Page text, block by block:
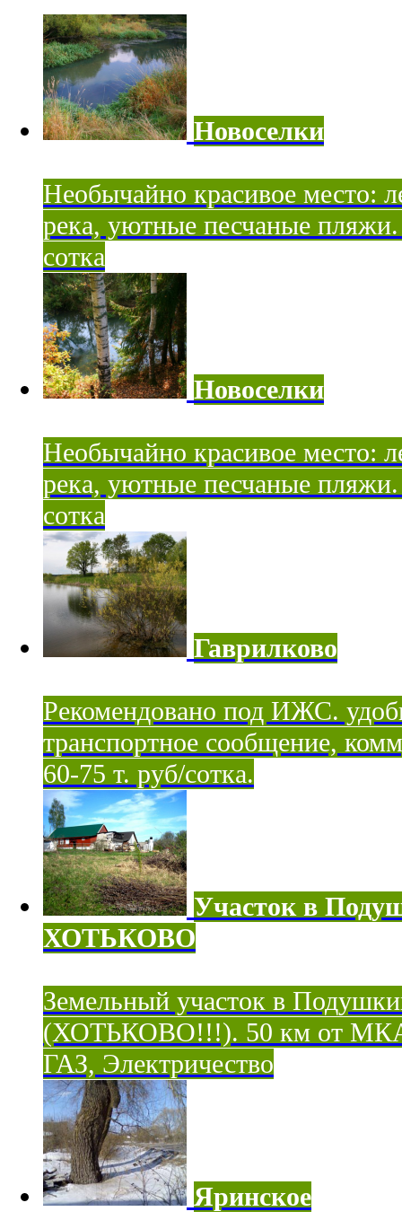
Новоселки
Необычайно красивое место:
река, уютные песчаные
сотка
Новоселки
Необычайно красивое место:
река, уютные песчаные
сотка
Гаврилково
Рекомендовано под ИЖС.
транспортное сообщение,
60-75 т. руб/сотка.
Участок в
ХОТЬКОВО
Земельный участок в
(ХОТЬКОВО!!!). 50 км от
ГАЗ, Электричество
Яринское